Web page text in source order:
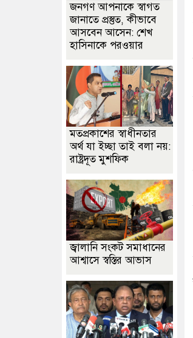
জনগণ আপনাকে স্বাগত
জানাতে প্রস্তুত, কীভাবে
আসবেন আসেন: শেখ
হাসিনাকে পরওয়ার
মতপ্রকাশের স্বাধীনতার
অর্থ যা ইচ্ছা তাই বলা নয়:
রাষ্ট্রদূত মুশফিক
জ্বালানি সংকট সমাধানের
আশ্বাসে স্বস্তির আভাস